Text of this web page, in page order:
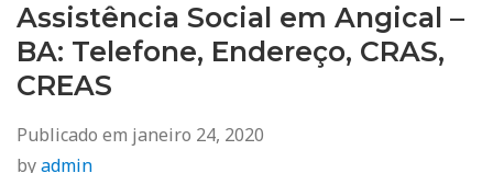
Assistência Social em Angical –
BA: Telefone, Endereço, CRAS,
CREAS
Publicado em janeiro 24, 2020
byadmin